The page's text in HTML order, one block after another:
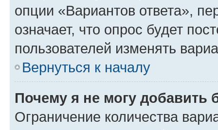
опции «Вариантов ответа»,
означает, что опрос будет
пользователей изменять
Вернуться к началу
Почему я не могу добавить
Ограничение количества